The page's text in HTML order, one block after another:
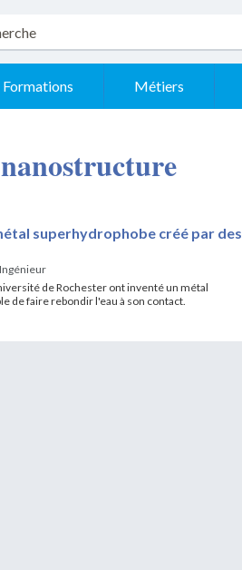
Formations Métiers
superhydrophobe créé par des
de Rochester ont inventé un métal
de faire rebondir l'eau à son contact.